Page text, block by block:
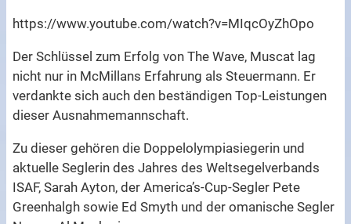
https://www.youtube.com/watch?v=MIqcOyZhOpo
Der Schlüssel zum Erfolg von The Wave, Muscat lag
nicht nur in McMillans Erfahrung als Steuermann. Er
verdankte sich auch den beständigen Top-Leistungen
dieser Ausnahmemannschaft.
Zu dieser gehören die Doppelolympiasiegerin und
aktuelle Seglerin des Jahres des Weltsegelverbands
ISAF, Sarah Ayton, der America’s-Cup-Segler Pete
Greenhalgh sowie Ed Smyth und der omanische Segler